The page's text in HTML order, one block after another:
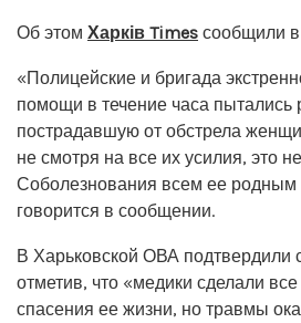
Об этом Харків Times сообщили
«Полицейские и бригада
помощи в течение часа пытались
пострадавшую от обстрела
не смотря на все их усилия, это
Соболезнования всем ее родным
говорится в сообщении.
В Харьковской ОВА подтвердили
отметив, что «медики сделали
спасения ее жизни, но травмы